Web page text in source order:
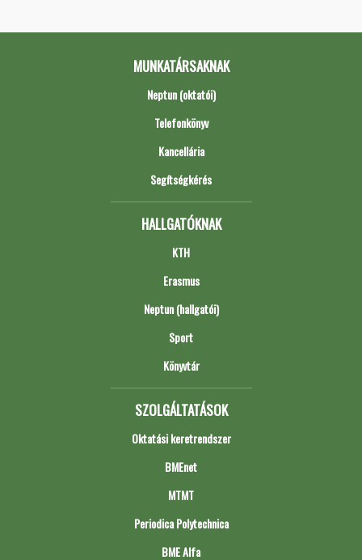
MUNKATÁRSAKNAK
Neptun (oktatói)
Telefonkönyv
Kancellária
Segítségkérés
HALLGATÓKNAK
KTH
Erasmus
Neptun (hallgatói)
Sport
Könyvtár
SZOLGÁLTATÁSOK
Oktatási keretrendszer
BMEnet
MTMT
Periodica Polytechnica
BME Alfa